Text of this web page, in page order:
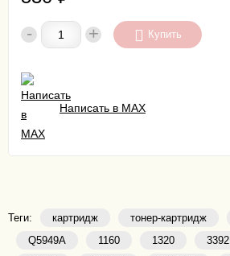
- + Купить
Написать в MAX
Теги: картридж тонер-картридж
Q5949A
1160 1320 3392